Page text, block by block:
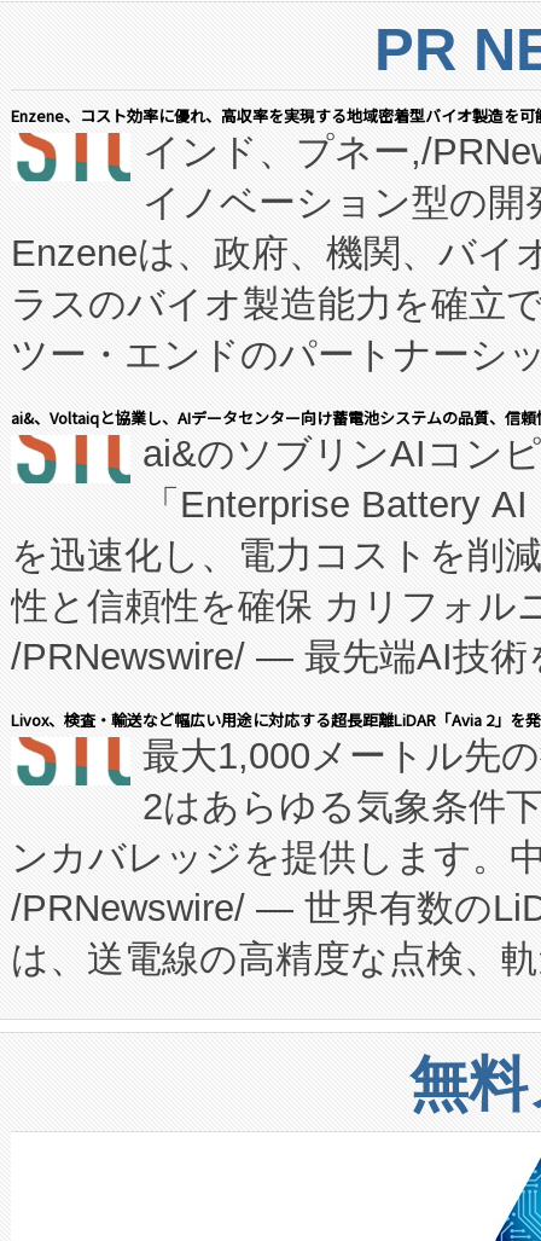
PR
Enzene、コスト効率に優れ、高収率を実現する地域密着型バイオ製造を
インド、プネー,/
イノベーション型の
Enzeneは、政府、機関、バイ
ラスのバイオ製造能力を確立
ツー・エンドのパートナーシ
表しました。 同社の実績ある
manufacturing™ (FCCM™) プ
たNeXは、バイオ医薬品製造
従来のフェッドバッチ施設の
に、患者やサプライチェーン
キー方式で拡張性が高く、持
す。FCCM‑を活用した現地生
患者にとっての費用負担を大
のアクセスを大幅に拡大する
Fully-Connected Continuous
プログラムには、施設設計・
に関する技術移転および知的
構造化トレーニングカリキュ
上げおよび商用化段階におけ
設備整備および立ち上げ調整
加組織は、Enzeneのバイオ
選定された製品について、自
ai&、Voltaiqと協業し、AIデータセンター向け蓄電池システムの品質、信
ai&のソブリンAIコン
「Enterprise Battery
を迅速化し、電力コストを削
性と信頼性を確保 カリフォル
/PRNewswire/ — 最先端AI技術
会社エーアイ・アンド：本社
President原信平）と、エンタ
ードするVoltaiqは、日本にあ
ーエネルギー貯蔵システム（
た。 Voltaiq独自のAI搭載プラ
定、統合、導入、運用に至る
安全性を追跡し、確保する事
増加しているデータセンター
る電力網に大きな負担をかけ
事業者の負担軽減という課題
系統連系を迅速にし、ピーク
Livox、検査・輸送など幅広い用途に対応する超長距離LiDAR「Avia 2」を
最大1,000メートル先
2はあらゆる気象条件
ンカバレッジを提供します。
/PRNewswire/ — 世界有数の
は、送電線の高精度な点検、
や穀物倉庫におけるバルク材
リューション「Avia 2」を発
したAvia 2は、1,000メート
狭視野のFOVを切り替えるこ
ケーブル、枝などの細かな対
無